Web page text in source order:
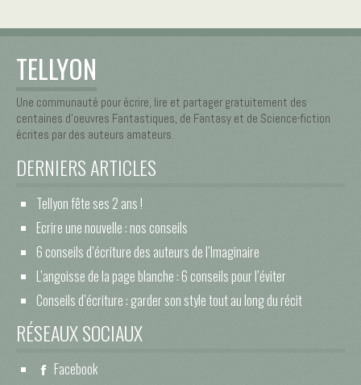
TELLYON
Une communauté pour écrire, lire et partager gratuitement des
centaines d’oeuvres Fantastiques, de Fantasy et de Science-fiction
écrites par des auteurs amateurs.
DERNIERS ARTICLES
Tellyon fête ses 2 ans !
Ecrire une nouvelle : nos conseils
6 conseils d’écriture des auteurs de l’Imaginaire
L’angoisse de la page blanche : 6 conseils pour l’éviter
Conseils d’écriture : garder son style tout au long du récit
RÉSEAUX SOCIAUX
Facebook